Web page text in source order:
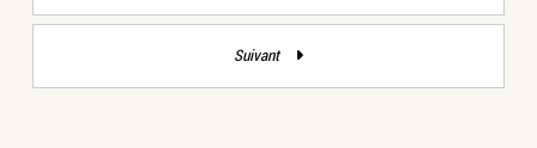
Suivant